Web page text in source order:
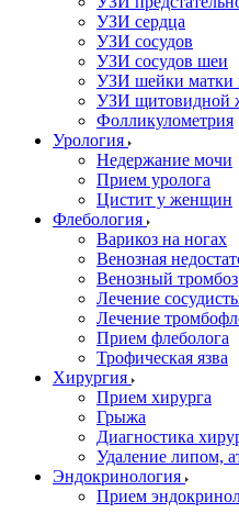
УЗИ сердца
УЗИ сосудов
УЗИ сосудов шеи
УЗИ шейки матки
УЗИ щитовидной
Фолликулометрия
Урология
Недержание мочи
Прием уролога
Цистит у женщин
Флебология
Варикоз на ногах
Венозная
Венозный тромбоз
Лечение
Лечение
Прием флеболога
Трофическая язва
Хирургия
Прием хирурга
Грыжа
Диагностика
Удаление липом,
Эндокринология
Прием